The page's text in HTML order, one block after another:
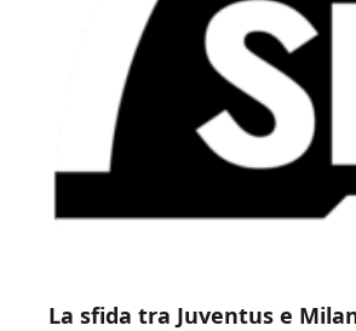
La sfida tra Juventus e